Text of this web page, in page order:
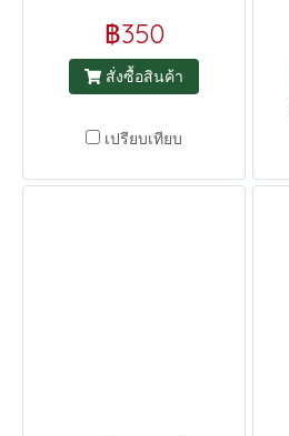
฿350
สั่งซื้อสินค้า
เปรียบเทียบ